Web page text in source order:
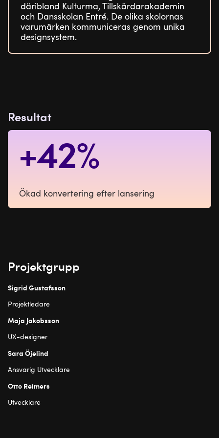
däribland Kulturma, Tillskärdarakademin
och Dansskolan Entré. De olika skolornas
varumärken kommuniceras genom unika
designsystem.
Resultat
+42%
Ökad konvertering efter lansering
Projektgrupp
Sigrid Gustafsson
Projektledare
Maja Jakobsson
UX-designer
Sara Öjelind
Ansvarig Utvecklare
Otto Reimers
Utvecklare